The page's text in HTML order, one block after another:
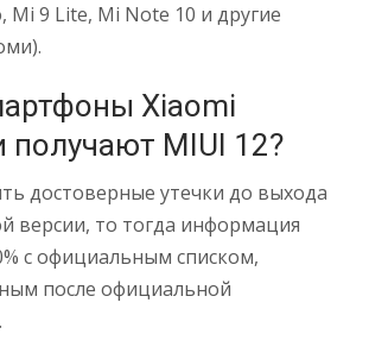
Mi 9 Lite, Mi Note 10 и другие
Xiaomi
MIUI 12?
достоверные утечки до выхода
версии, то тогда информация
с официальным списком,
после официальной